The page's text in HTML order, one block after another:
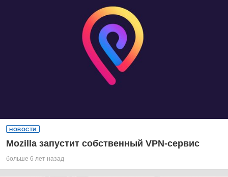
НОВОСТИ
Mozilla запустит собственный VPN-сервис
больше 6 лет назад